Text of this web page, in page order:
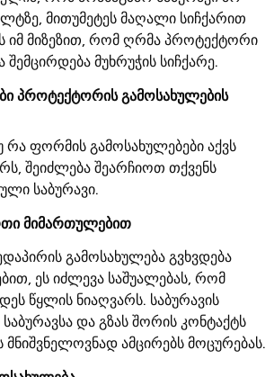
მითუმეტეს მაღალი სიჩქარით
იმ მიზეზით, რომ ღრმა პროტექტორი
მუხრუჭის სიჩქარე.
პროტექტორის გამოსახულების
რა ფორმის გამოსახულებები აქვს
შეიძლება შეარჩიოთ თქვენს
საბურავი.
მიმართულებით
გამოსახულება გვხვდება
ეს იძლევა საშუალებას, რომ
წყლის ნიაღვარს. საბურავის
საბურავსა და გზას შორის კონტაქტს
ამცირებს მოცურებას.